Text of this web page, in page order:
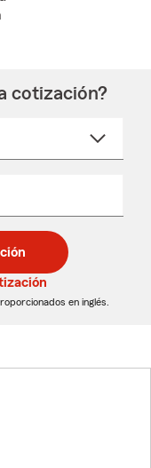
cotización?
en inglés.